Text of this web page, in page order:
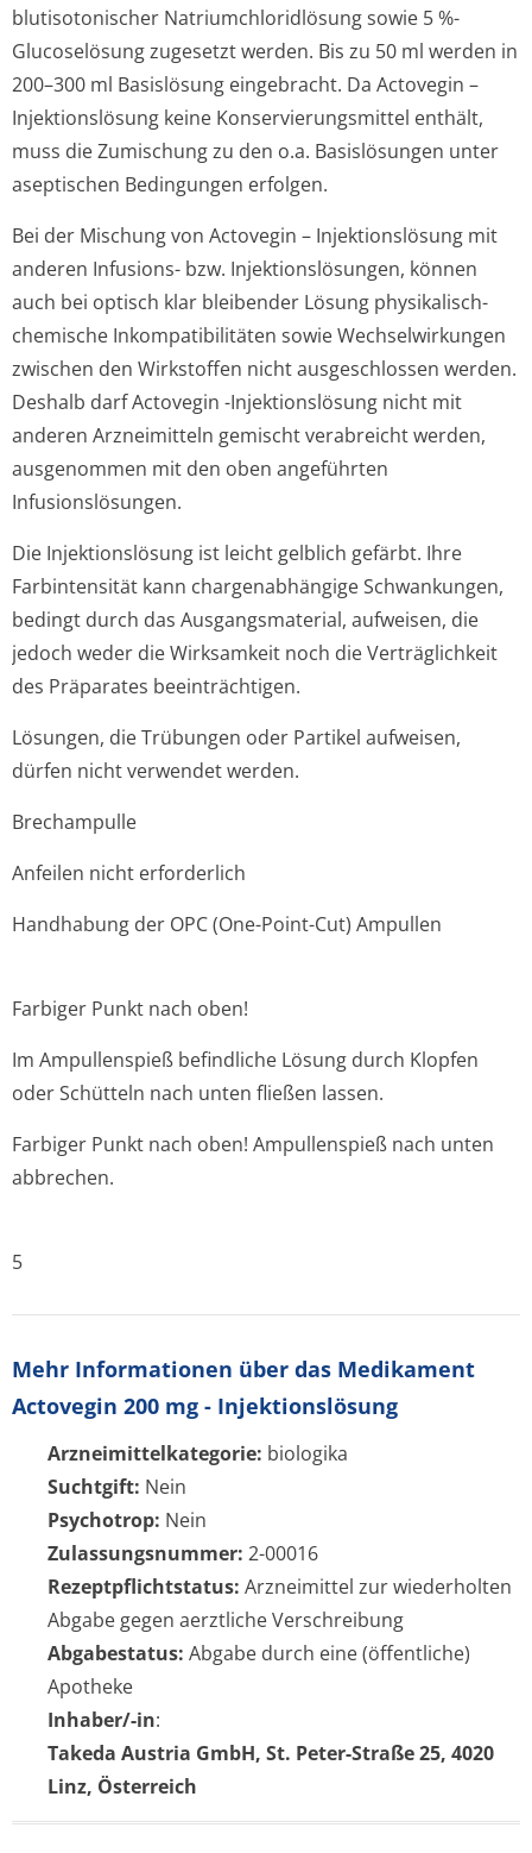
blutisotonischer Natriumchlori­dlösung sowie 5 %-
Glucoselösung zugesetzt werden. Bis zu 50 ml werden in
200–300 ml Basislösung eingebracht. Da Actovegin –
Injektionslösung keine Konservierungsmit­tel enthält,
muss die Zumischung zu den o.a. Basislösungen unter
aseptischen Bedingungen erfolgen.
Bei der Mischung von Actovegin – Injektionslösung mit
anderen Infusions- bzw. Injektionslösungen, können
auch bei optisch klar bleibender Lösung physikalisch-
chemische Inkompatibilitäten sowie Wechselwirkungen
zwischen den Wirkstoffen nicht ausgeschlossen werden.
Deshalb darf Actovegin -Injektionslösung nicht mit
anderen Arzneimitteln gemischt verabreicht werden,
ausgenommen mit den oben angeführten
Infusionslösungen.
Die Injektionslösung ist leicht gelblich gefärbt. Ihre
Farbintensität kann chargenabhängige Schwankungen,
bedingt durch das Ausgangsmaterial, aufweisen, die
jedoch weder die Wirksamkeit noch die Verträglichkeit
des Präparates beeinträchtigen.
Lösungen, die Trübungen oder Partikel aufweisen,
dürfen nicht verwendet werden.
Brechampulle
Anfeilen nicht erforderlich
Handhabung der OPC (One-Point-Cut) Ampullen
Farbiger Punkt nach oben!
Im Ampullenspieß befindliche Lösung durch Klopfen
oder Schütteln nach unten fließen lassen.
Farbiger Punkt nach oben! Ampullenspieß nach unten
abbrechen.
5
Mehr Informationen über das Medikament
Actovegin 200 mg - Injektionslösung
Arzneimittelkategorie: biologika
Suchtgift: Nein
Psychotrop: Nein
Zulassungsnummer: 2-00016
Rezeptpflichtstatus: Arzneimittel zur wiederholten
Abgabe gegen aerztliche Verschreibung
Abgabestatus: Abgabe durch eine (öffentliche)
Apotheke
Inhaber/-in:
Takeda Austria GmbH, St. Peter-Straße 25, 4020
Linz, Österreich